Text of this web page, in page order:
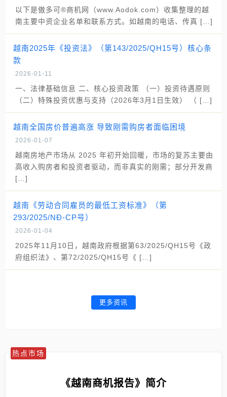
以下是傲多可®商机网（www.Aodok.com）收集整理的越
南主要中资企业名单和联系方式。如越南的电话、传真 […]
越南2025年《投资法》（第143/2025/QH15号）核心条
款
2026-01-11
一、法律基础信息 二、核心投资政策 （一）投资待遇原则
（二）特殊投资优惠与支持（2026年3月1日生效） （ […]
越南全国房价普遍高涨 导致刚需购房者面临困境
2026-01-07
越南房地产市场从 2025 年初开始回暖，市场的复苏主要由
高收入购房者和投资者驱动，而非真实的刚需；部分开发商
[…]
越南《劳动合同雇员的最低工资标准》（第
293/2025/NĐ-CP号）
2026-01-04
2025年11月10日，越南政府根据第63/2025/QH15号《政
府组织法》、第72/2025/QH15号《 […]
更多资讯
热点市场
《越南商机报告》简介